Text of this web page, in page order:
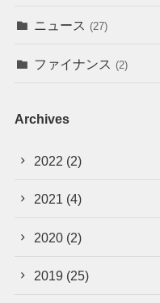
ニュース (27)
ファイナンス (2)
Archives
2022 (2)
2021 (4)
2020 (2)
2019 (25)